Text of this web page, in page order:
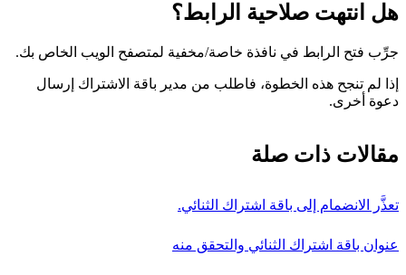
هل انتهت صلاحية الرابط؟
جرِّب فتح الرابط في نافذة خاصة/مخفية لمتصفح الويب الخاص بك.
إذا لم تنجح هذه الخطوة، فاطلب من مدير باقة الاشتراك إرسال
دعوة أخرى.
مقالات ذات صلة
تعذَّر الانضمام إلى باقة اشتراك الثنائي.
عنوان باقة اشتراك الثنائي والتحقق منه